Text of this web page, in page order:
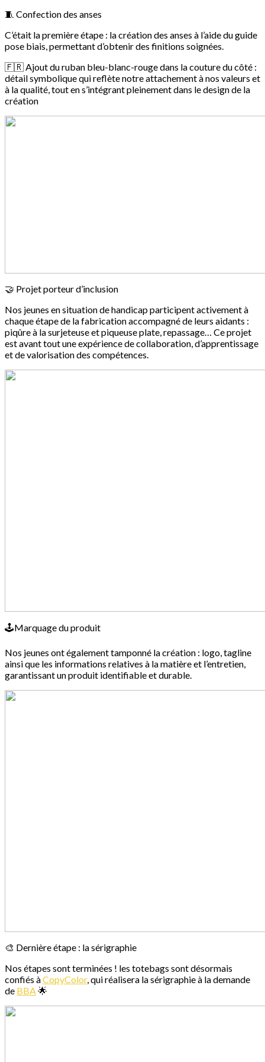
🧵 Confection des anses
C’était la première étape : la création des anses à l’aide du guide
pose biais, permettant d’obtenir des finitions soignées.
🇫🇷 Ajout du ruban bleu-blanc-rouge dans la couture du côté :
détail symbolique qui reflète notre attachement à nos valeurs et
à la qualité, tout en s’intégrant pleinement dans le design de la
création
🤝 Projet porteur d’inclusion
Nos jeunes en situation de handicap participent activement à
chaque étape de la fabrication accompagné de leurs aidants :
piqûre à la surjeteuse et piqueuse plate, repassage… Ce projet
est avant tout une expérience de collaboration, d’apprentissage
et de valorisation des compétences.
🕹Marquage du produit
Nos jeunes ont également tamponné la création : logo, tagline
ainsi que les informations relatives à la matière et l’entretien,
garantissant un produit identifiable et durable.
🎨 Dernière étape : la sérigraphie
Nos étapes sont terminées ! les totebags sont désormais
confiés àCopyColor, qui réalisera la sérigraphie à la demande
de BBA🌟